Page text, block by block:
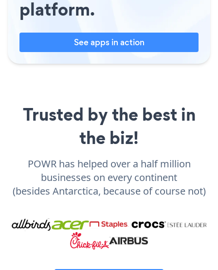
platform.
See apps in action
Trusted by the best in
the biz!
POWR has helped over a half million
businesses on every continent
(besides Antarctica, because of course not)